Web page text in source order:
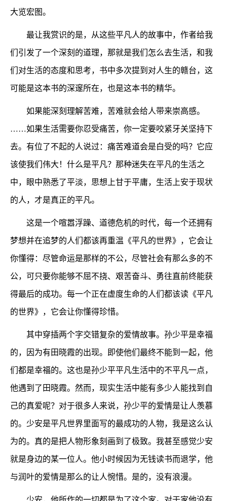
大览宏图。
最让我赏识的是，从这些平凡人的故事中，作者给我
们引发了一个深刻的道理，那就是我们怎么去生活，和我
们对生活的态度和思考，书中多次提到对人生的赣台，这
可能是这本书的深邃所在，也是这本书的精华。
如果能深刻理解苦难，苦难就会给人带来崇高感。
……如果生活需要你忍受痛苦，你一定要咬紧牙关坚持下
去。有位了不起的人说过：痛苦难道会是白受的吗？它应
该使我们伟大！什么是平凡？那种迷失在平凡的生活之
中，眼中熟悉了平淡，思想上甘于平庸，生活上安于现状
的人，才是真正的平凡。
这是一个喧嚣浮躁、道德危机的时代，每一个还拥有
梦想并在追梦的人们都该再重温《平凡的世界》，它会让
你懂得：尽管命运是那样的不公，尽管社会有那么多的不
公，可只要你能够不屈不挠、艰苦奋斗、勇往直前终能获
得最后的成功。每一个正在虚度生命的人们都该读《平凡
的世界》，它会让你懂得珍惜。
其中穿插两个字交错复杂的爱情故事。孙少平是幸福
的，因为有田晓霞的出现。即使他们最终不能到一起，他
们都是幸福的。这也是孙少平平凡生活中的不平凡一点，
他遇到了田晓霞。然而，现实生活中能有多少人能找到自
己的真爱呢？对于很多人来说，孙少平的爱情是让人羡慕
的。少安是平凡世界里面写的最成功的人物，我是这么认
为的。真的是把人物形象刻画到了极致。我甚至感觉少安
就是身边的某一位人。他小时候因为无钱读书而退学，他
与润叶的爱情是那么的让人惋惜。是的，没有浪漫。